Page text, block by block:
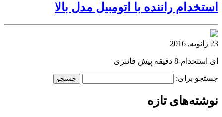
استخدام راننده با اتومبیل مدل بالا
23 ژانویه, 2016
ای استخدام-8 دقیقه پیش فانتزی
جستجو برای:
نوشته‌های تازه